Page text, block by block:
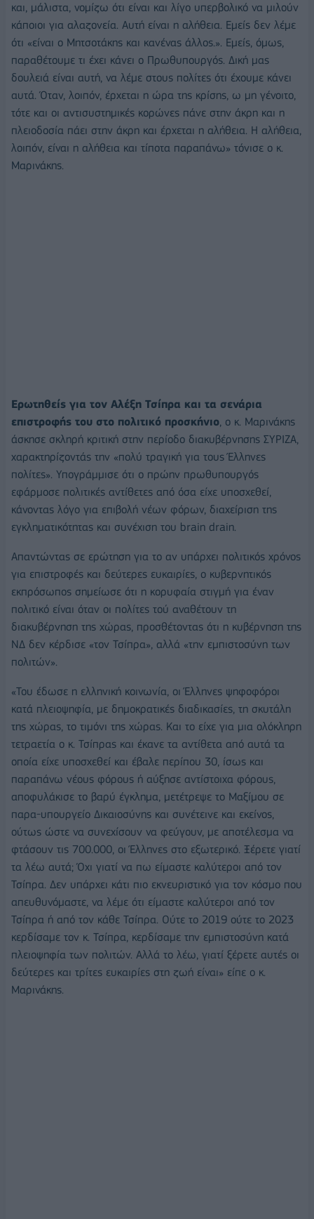
και, μάλιστα, νομίζω ότι είναι και λίγο υπερβολικό να μιλούν
κάποιοι για αλαζονεία. Αυτή είναι η αλήθεια. Εμείς δεν λέμε
ότι «είναι ο Μητσοτάκης και κανένας άλλος.». Εμείς, όμως,
παραθέτουμε τι έχει κάνει ο Πρωθυπουργός. Δική μας
δουλειά είναι αυτή, να λέμε στους πολίτες ότι έχουμε κάνει
αυτά. Όταν, λοιπόν, έρχεται η ώρα της κρίσης, ω μη γένοιτο,
τότε και οι αντισυστημικές κορώνες πάνε στην άκρη και η
πλειοδοσία πάει στην άκρη και έρχεται η αλήθεια. Η αλήθεια,
λοιπόν, είναι η αλήθεια και τίποτα παραπάνω» τόνισε ο κ.
Μαρινάκης.
Ερωτηθείς για τον Αλέξη Τσίπρα και τα σενάρια
επιστροφής του στο πολιτικό προσκήνιο, ο κ. Μαρινάκης
άσκησε σκληρή κριτική στην περίοδο διακυβέρνησης ΣΥΡΙΖΑ,
χαρακτηρίζοντάς την «πολύ τραγική για τους Έλληνες
πολίτες». Υπογράμμισε ότι ο πρώην πρωθυπουργός
εφάρμοσε πολιτικές αντίθετες από όσα είχε υποσχεθεί,
κάνοντας λόγο για επιβολή νέων φόρων, διαχείριση της
εγκληματικότητας και συνέχιση του brain drain.
Απαντώντας σε ερώτηση για το αν υπάρχει πολιτικός χρόνος
για επιστροφές και δεύτερες ευκαιρίες, ο κυβερνητικός
εκπρόσωπος σημείωσε ότι η κορυφαία στιγμή για έναν
πολιτικό είναι όταν οι πολίτες τού αναθέτουν τη
διακυβέρνηση της χώρας, προσθέτοντας ότι η κυβέρνηση της
ΝΔ δεν κέρδισε «τον Τσίπρα», αλλά «την εμπιστοσύνη των
πολιτών».
«Του έδωσε η ελληνική κοινωνία, οι Έλληνες ψηφοφόροι
κατά πλειοψηφία, με δημοκρατικές διαδικασίες, τη σκυτάλη
της χώρας, το τιμόνι της χώρας. Και το είχε για μια ολόκληρη
τετραετία ο κ. Τσίπρας και έκανε τα αντίθετα από αυτά τα
οποία είχε υποσχεθεί και έβαλε περίπου 30, ίσως και
παραπάνω νέους φόρους ή αύξησε αντίστοιχα φόρους,
αποφυλάκισε το βαρύ έγκλημα, μετέτρεψε το Μαξίμου σε
παρα-υπουργείο Δικαιοσύνης και συνέτεινε και εκείνος,
ούτως ώστε να συνεχίσουν να φεύγουν, με αποτέλεσμα να
φτάσουν τις 700.000, οι Έλληνες στο εξωτερικό. Ξέρετε γιατί
τα λέω αυτά; Όχι γιατί να πω είμαστε καλύτεροι από τον
Τσίπρα. Δεν υπάρχει κάτι πιο εκνευριστικό για τον κόσμο που
απευθυνόμαστε, να λέμε ότι είμαστε καλύτεροι από τον
Τσίπρα ή από τον κάθε Τσίπρα. Ούτε το 2019 ούτε το 2023
κερδίσαμε τον κ. Τσίπρα, κερδίσαμε την εμπιστοσύνη κατά
πλειοψηφία των πολιτών. Αλλά το λέω, γιατί ξέρετε αυτές οι
δεύτερες και τρίτες ευκαιρίες στη ζωή είναι» είπε ο κ.
Μαρινάκης.